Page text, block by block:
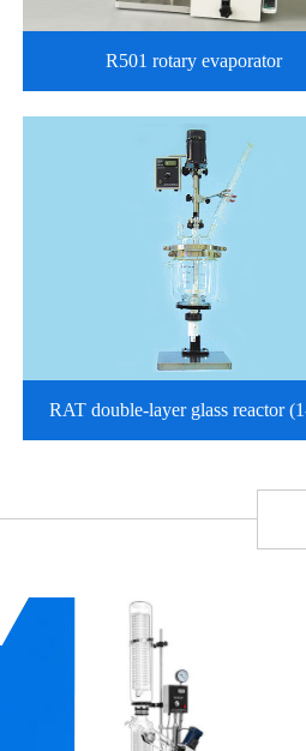
R501 rotary evaporator
RAT double-layer glass reactor